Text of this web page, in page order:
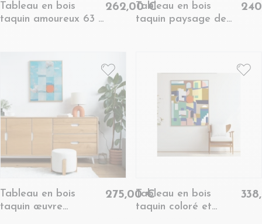
Tableau en bois
taquin amoureux 63 x
262,00 €Tableau en bois
taquin paysage de
Tableau en bois
taquin œuvre
275,00 €Tableau en bois
taquin coloré et